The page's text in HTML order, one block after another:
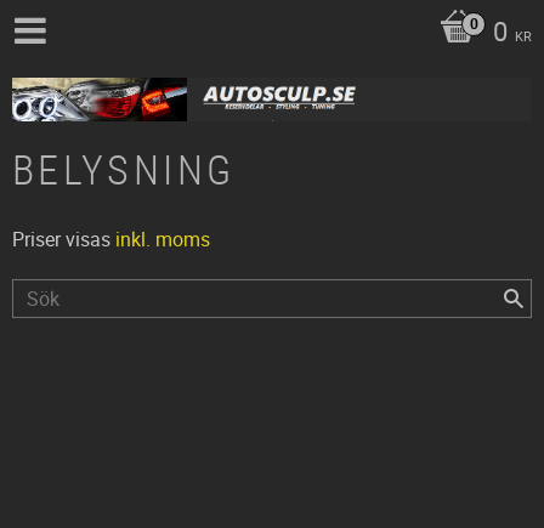
0 KR
BELYSNING
Priser visas inkl. moms